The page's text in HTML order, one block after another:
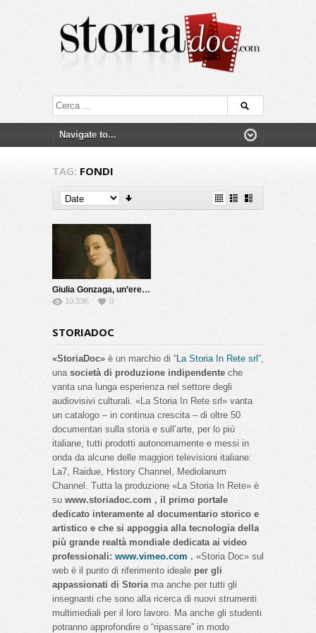
TAG: FONDI
Giulia Gonzaga, un’eretica del Cinquecento
10.33K 0
STORIADOC
«StoriaDoc» è un marchio di “La Storia In Rete srl”,
una società di produzione indipendente che
vanta una lunga esperienza nel settore degli
audiovisivi culturali. «La Storia In Rete srl» vanta
un catalogo – in continua crescita – di oltre 50
documentari sulla storia e sull’arte, per lo più
italiane, tutti prodotti autonomamente e messi in
onda da alcune delle maggiori televisioni italiane:
La7, Raidue, History Channel, Mediolanum
Channel. Tutta la produzione «La Storia In Rete» è
su www.storiadoc.com , il primo portale
dedicato interamente al documentario storico e
artistico e che si appoggia alla tecnologia della
più grande realtà mondiale dedicata ai video
professionali: www.vimeo.com . «Storia Doc» sul
web è il punto di riferimento ideale per gli
appassionati di Storiama anche per tutti gli
insegnanti che sono alla ricerca di nuovi strumenti
multimediali per il loro lavoro. Ma anche gli studenti
potranno approfondire o “ripassare” in modo